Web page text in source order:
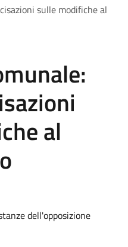
sulle modifiche al
al
dell'opposizione